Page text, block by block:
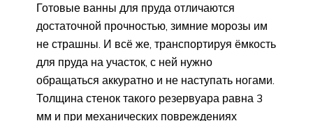
Готовые ванны для пруда отличаются
достаточной прочностью, зимние морозы им
не страшны. И всё же, транспортируя ёмкость
для пруда на участок, с ней нужно
обращаться аккуратно и не наступать ногами.
Толщина стенок такого резервуара равна 3
мм и при механических повреждениях